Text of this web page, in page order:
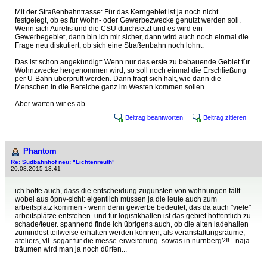
Mit der Straßenbahntrasse: Für das Kerngebiet ist ja noch nicht
festgelegt, ob es für Wohn- oder Gewerbezwecke genutzt werden soll.
Wenn sich Aurelis und die CSU durchsetzt und es wird ein
Gewerbegebiet, dann bin ich mir sicher, dann wird auch noch einmal die
Frage neu diskutiert, ob sich eine Straßenbahn noch lohnt.
Das ist schon angekündigt: Wenn nur das erste zu bebauende Gebiet für
Wohnzwecke hergenommen wird, so soll noch einmal die Erschließung
per U-Bahn überprüft werden. Dann fragt sich halt, wie dann die
Menschen in die Bereiche ganz im Westen kommen sollen.
Aber warten wir es ab.
Beitrag beantworten Beitrag zitieren
Phantom
Re: Südbahnhof neu: "Lichtenreuth"
20.08.2015 13:41
ich hoffe auch, dass die entscheidung zugunsten von wohnungen fällt.
wobei aus öpnv-sicht: eigentlich müssen ja die leute auch zum
arbeitsplatz kommen - wenn denn gewerbe bedeutet, das da auch "viele"
arbeitsplätze entstehen. und für logistikhallen ist das gebiet hoffentlich zu
schade/teuer. spannend finde ich übrigens auch, ob die alten ladehallen
zumindest teilweise erhalten werden können, als veranstaltungsräume,
ateliers, vll. sogar für die messe-erweiterung. sowas in nürnberg?!! - naja
träumen wird man ja noch dürfen...